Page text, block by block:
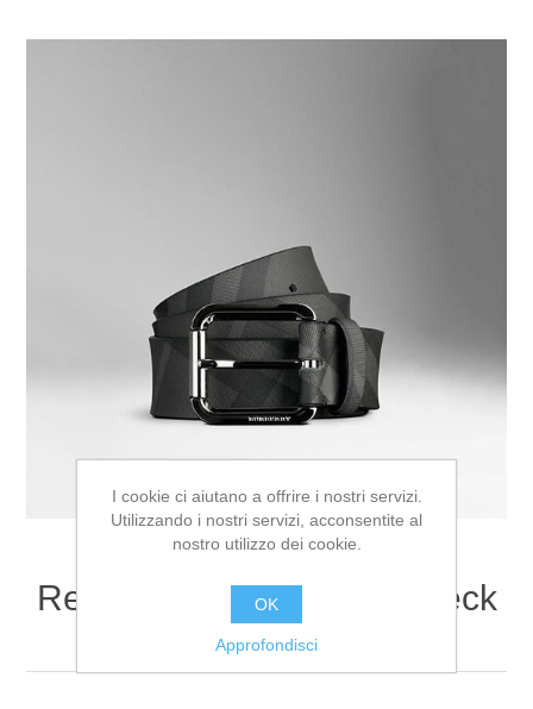
Reversible Horseferry Check
Belt
I cookie ci aiutano a offrire i nostri servizi.
Utilizzando i nostri servizi, acconsentite al
nostro utilizzo dei cookie.
OK
Approfondisci